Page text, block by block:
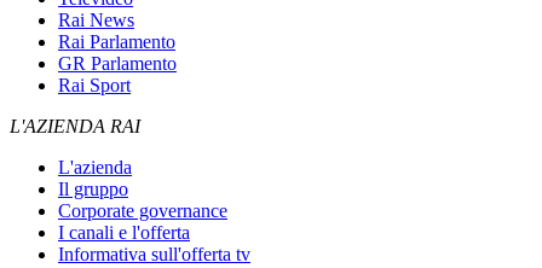
Rai News
Rai Parlamento
GR Parlamento
Rai Sport
L'AZIENDA RAI
L'azienda
Il gruppo
Corporate governance
I canali e l'offerta
Informativa sull'offerta tv